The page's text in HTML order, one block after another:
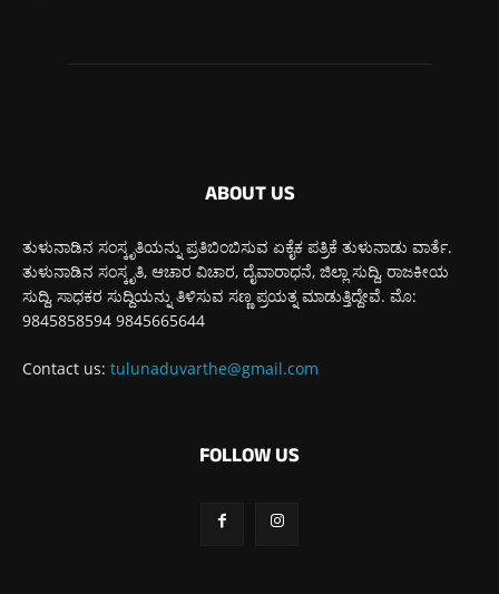
ABOUT US
ತುಳುನಾಡಿನ ಸಂಸ್ಕೃತಿಯನ್ನು ಪ್ರತಿಬಿಂಬಿಸುವ ಏಕೈಕ ಪತ್ರಿಕೆ ತುಳುನಾಡು ವಾರ್ತೆ.
ತುಳುನಾಡಿನ ಸಂಸ್ಕೃತಿ, ಆಚಾರ ವಿಚಾರ, ದೈವಾರಾಧನೆ, ಜಿಲ್ಲಾ ಸುದ್ದಿ, ರಾಜಕೀಯ
ಸುದ್ದಿ, ಸಾಧಕರ ಸುದ್ದಿಯನ್ನು ತಿಳಿಸುವ ಸಣ್ಣ ಪ್ರಯತ್ನ ಮಾಡುತ್ತಿದ್ದೇವೆ. ಮೊ:
9845858594 9845665644
Contact us: tulunaduvarthe@gmail.com
FOLLOW US